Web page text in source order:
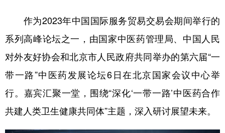
彩票 娱乐 时尚 悦读
公益 一带一路 亚太网 上市公司
文化产业
地方频道
北京 天津 河北 山西
作为2023年中国国际服务贸易交易会期间举行的
系列高峰论坛之一，由国家中医药管理局、中国人民
对外友好协会和北京市人民政府共同举办的第六届“一
带一路”中医药发展论坛6日在北京国家会议中心举
行。嘉宾汇聚一堂，围绕“深化‘一带一路’中医药合作
共建人类卫生健康共同体”主题，深入研讨展望未来。